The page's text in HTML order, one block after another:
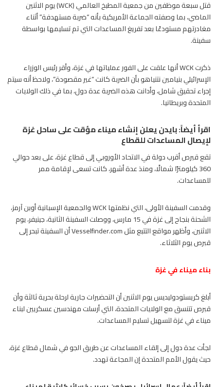
قتل سبعة موظفين من جمعية المطبخ العالمي (WCK) يوم الاثنين
الماضي، بما وصفته الجماعة الأمريكية بأنه “ضربة مستهدفة” أثناء
مغادرتهم مستودعًا بعد تفريغ المساعدات التي تم تسليمها بواسطة
سفينة.
ذكرت WCK أنها علقت على الفور عملياتها في غزة، وأقر رئيس الوزراء
الإسرائيلي بنيامين نتنياهو بأن الضربة كانت “غير مقصودة”، ولاحظ أنه سيتم
إجراء تحقيق شامل، وأدانت هذه الضربة عدة دول، بما في ذلك الولايات
المتحدة وبريطانيا.
اقرأ أيضاً:بايدن يعلن إنشاء ميناء مؤقت على ساحل غزة
لإيصال المساعدات للقطاع
تقع قبرص أقرب دولة في الاتحاد الأوروبي إلى قطاع غزة، على بعد حوالي
360 كيلومترًا شمالًا، ومنذ عدة أشهر، كانت تسعى لإقامة ممر
للمساعدات.
وقدمت السفينة الأولى، التي نظمتها WCK والجمعية الإسبانية أوبن آرمز،
الشحنة بنجاح إلى غزة في 15 مارس، ووصلت السفينة الثانية، جينيفر، يوم
الاثنين، وأظهر مواقع التتبع مثل Vesselfinder.com أن السفينة تبحر إلى
قبرص يوم الثلاثاء.
بناء ميناء في غزة
أبلغ كريستودوليديس يوم الاثنين أن التحضيرات جارية لرحلة بحرية ثالثة وأن
قبرص تتنسق مع الولايات المتحدة، التي أرسلت مهندسين عسكريين لبناء
ميناء في غزة لتسهيل تسليم المساعدات.
لجأت عدة دول إلى إلقاء المساعدات عن طريق الجو في شمال قطاع غزة،
حيث يقول الأمم المتحدة إن المجاعة تهدد.